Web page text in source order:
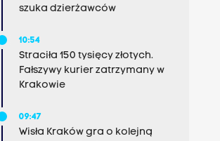
szuka dzierżawców
10:54
Straciła 150 tysięcy złotych.
Fałszywy kurier zatrzymany w
Krakowie
09:47
Wisła Kraków gra o kolejną